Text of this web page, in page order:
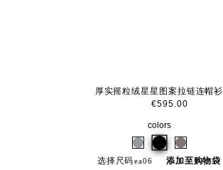
厚实摇粒绒星星图案拉链连帽衫
€595.00
colors
选择尺码 添加至购物袋